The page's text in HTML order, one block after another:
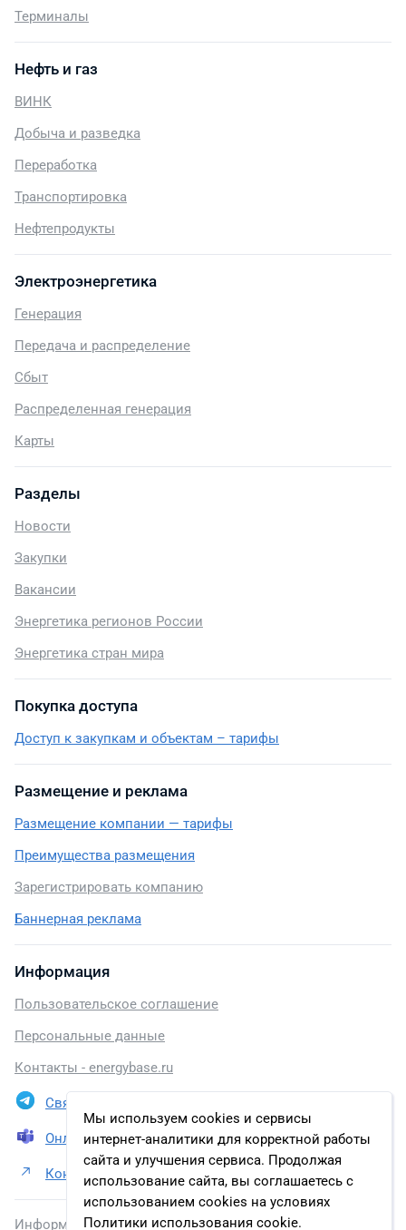
Мы используем cookies и сервисы
интернет-аналитики для корректной работы
сайта и улучшения сервиса. Продолжая
использование сайта, вы соглашаетесь с
использованием cookies на условиях
Политики использования cookie.
Терминалы
Нефть и газ
ВИНК
Добыча и разведка
Переработка
Транспортировка
Нефтепродукты
Электроэнергетика
Генерация
Передача и распределение
Сбыт
Распределенная генерация
Карты
Разделы
Новости
Закупки
Вакансии
Энергетика регионов России
Энергетика стран мира
Покупка доступа
Доступ к закупкам и объектам – тарифы
Размещение и реклама
Размещение компании — тарифы
Преимущества размещения
Зарегистрировать компанию
Баннерная реклама
Информация
Пользовательское соглашение
Персональные данные
Контакты - energybase.ru
Связаться в Telegram
Онлайн презентация
Контакты ООО "Газпромнефть Марин Бункер"
Информация, размещенная на сайте, включена в базу